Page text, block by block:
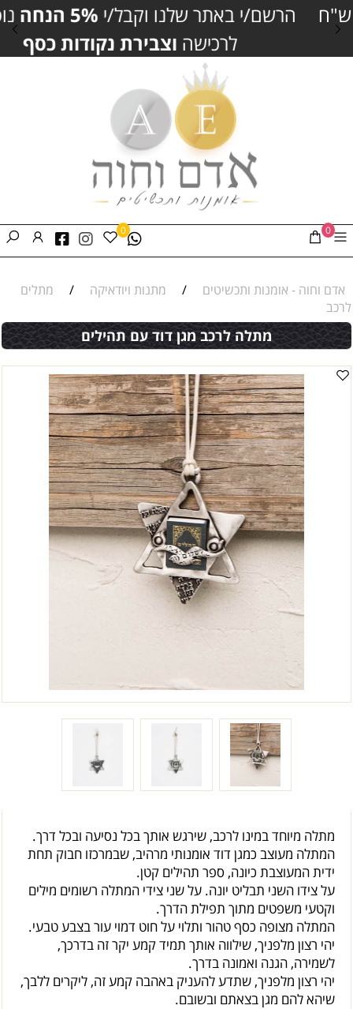
הרשם/י באתר שלנו וקבל/י5% הנחה
נוספים
לרכישהוצבירת נקודות כסף
0
0
אדם וחוה - אומנות ותכשיטים / מתנות ויודאיקה /
מתלים
לרכב
מתלה לרכב מגן דוד עם תהילים
מתלה מיוחד במינו לרכב, שירגש אותך בכל נסיעה ובכל דרך.
המתלה מעוצב כמגן דוד אומנותי מרהיב, שבמרכזו חבוק תחת
ידית המעוצבת כיונה, ספר תהילים קטן.
על צידו השני תבליט יונה. על שני צידי המתלה רשומים מילים
וקטעי משפטים מתוך תפילת הדרך.
המתלה מצופה כסף טהור ותלוי על חוט דמוי עור בצבע טבעי.
יהי רצון מלפניך, שילווה אותך תמיד קמע יקר זה בדרכך,
לשמירה, הגנה ואמונה בדרך.
יהי רצון מלפניך, שתדע להעניק באהבה קמע זה, ליקרים ללבך,
שיהא להם מגן בצאתם ובשובם.